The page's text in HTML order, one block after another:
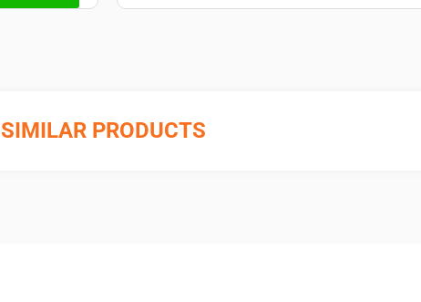
SIMILAR PRODUCTS